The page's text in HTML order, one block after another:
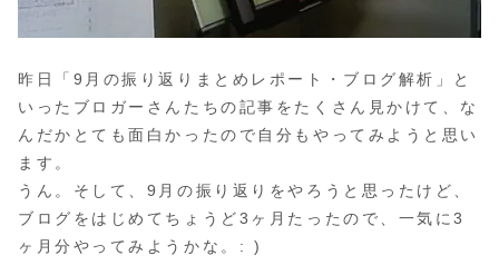
昨日「9月の振り返りまとめレポート・ブログ解析」と
いったブロガーさんたちの記事をたくさん見かけて、な
んだかとても面白かったので自分もやってみようと思い
ます。
うん。そして、9月の振り返りをやろうと思ったけど、
ブログをはじめてちょうど3ヶ月たったので、一気に3
ヶ月分やってみようかな。: )